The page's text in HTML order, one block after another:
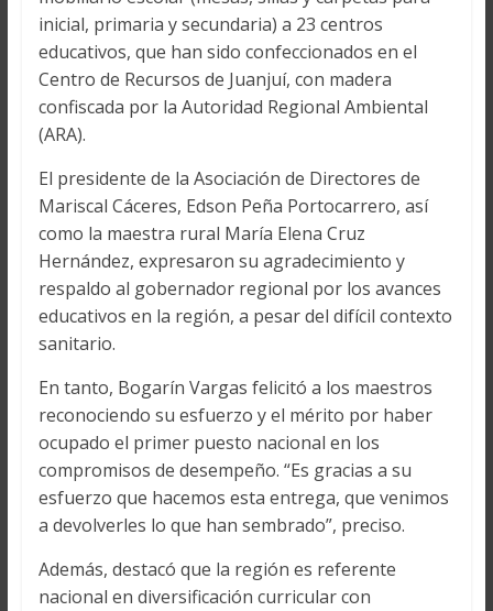
inicial, primaria y secundaria) a 23 centros
educativos, que han sido confeccionados en el
Centro de Recursos de Juanjuí, con madera
confiscada por la Autoridad Regional Ambiental
(ARA).
El presidente de la Asociación de Directores de
Mariscal Cáceres, Edson Peña Portocarrero, así
como la maestra rural María Elena Cruz
Hernández, expresaron su agradecimiento y
respaldo al gobernador regional por los avances
educativos en la región, a pesar del difícil contexto
sanitario.
En tanto, Bogarín Vargas felicitó a los maestros
reconociendo su esfuerzo y el mérito por haber
ocupado el primer puesto nacional en los
compromisos de desempeño. “Es gracias a su
esfuerzo que hacemos esta entrega, que venimos
a devolverles lo que han sembrado”, preciso.
Además, destacó que la región es referente
nacional en diversificación curricular con